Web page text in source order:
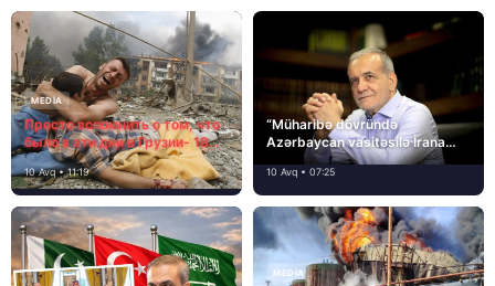
MEDİA
Просто вспомнить о том, что
было в эти дни в Грузии- 18
лет назад, 8 августа 2008
года…
10 Avq • 11:19
“Müharibə dövründə
Azərbaycan vasitəsilə İrana
yardım və dəstək göstərilib”
10 Avq • 07:25
MEDİA